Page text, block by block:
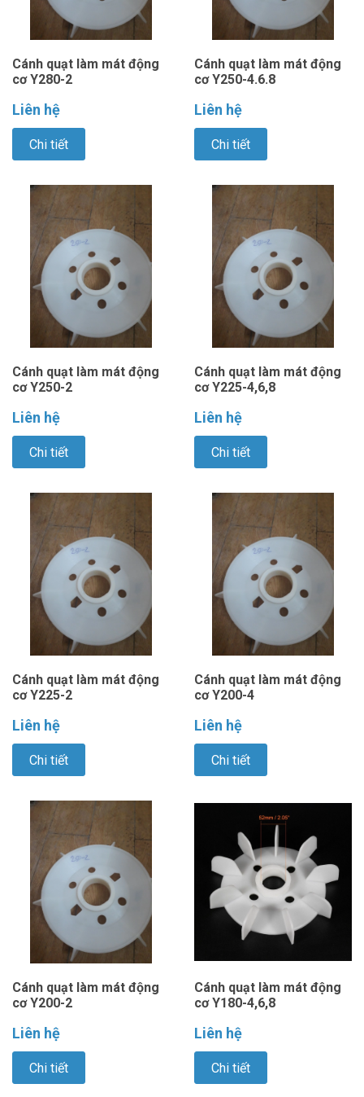
Cánh quạt làm mát động
cơ Y280-2
Liên hệ
Chi tiết
Cánh quạt làm mát động
cơ Y250-4.6.8
Liên hệ
Chi tiết
Cánh quạt làm mát động
cơ Y250-2
Liên hệ
Chi tiết
Cánh quạt làm mát động
cơ Y225-4,6,8
Liên hệ
Chi tiết
Cánh quạt làm mát động
cơ Y225-2
Liên hệ
Chi tiết
Cánh quạt làm mát động
cơ Y200-4
Liên hệ
Chi tiết
Cánh quạt làm mát động
cơ Y200-2
Liên hệ
Chi tiết
Cánh quạt làm mát động
cơ Y180-4,6,8
Liên hệ
Chi tiết